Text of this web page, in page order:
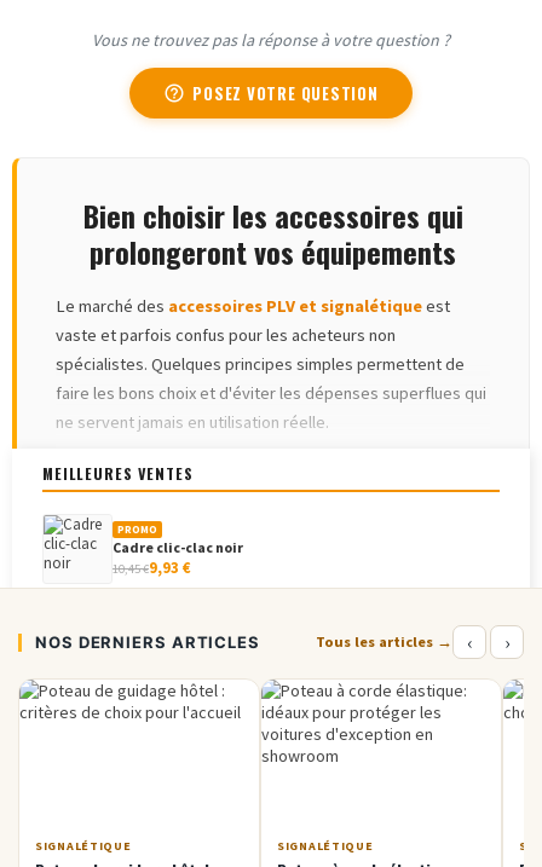
Vous ne trouvez pas la réponse à votre question ?
help_outline POSEZ VOTRE QUESTION
Bien choisir les accessoires qui
prolongeront vos équipements
Le marché des accessoires PLV et signalétiqueest
vaste et parfois confus pour les acheteurs non
spécialistes. Quelques principes simples permettent de
faire les bons choix et d'éviter les dépenses superflues qui
ne servent jamais en utilisation réelle.
Premier réflexe :privilégiez l'origine et la marque de
votre équipement principalquand vous achetez un
accessoire. Une sangle de remplacement pour poteau de
guidage est rarement universelle : les diamètres et
systèmes de fixation diffèrent entre fabricants. Acheter
initialement mais ne s'adaptera pas, et vous devrez la jeter.
client une photo de votre matériel existant : nous
identifions la référence compatible.
supplémentaire ou des plaques de protection vous évitera
NOS DERNIERS ARTICLES Tous les articles → ‹ ›
SIGNALÉTIQUE SIGNALÉTIQUE
MEILLEURES VENTES
PROMO
Cadre clic-clac noir
10,45 €9,93 €
Cadre clic-clac étanche
Corde élastique pour poteaux LINE Potelet®...
8,00 €